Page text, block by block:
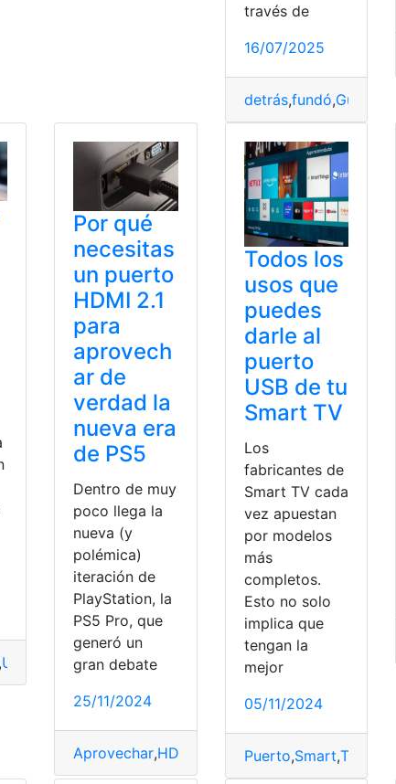
través de
16/07/2025
detrás,fundó,Guayaquil
,USB ,WiFi
Por qué
necesitas
un puerto
HDMI 2.1
para
aprovech
ar de
verdad la
nueva era
de PS5
Dentro de muy
poco llega la
nueva (y
polémica)
iteración de
PlayStation, la
PS5 Pro, que
generó un
gran debate
25/11/2024
Aprovechar,HDMI necesitas,Nueva,Ps5,Puerto
Todos los
usos que
puedes
darle al
puerto
USB de tu
Smart TV
Los
fabricantes de
Smart TV cada
vez apuestan
por modelos
más
completos.
Esto no solo
implica que
tengan la
mejor
05/11/2024
Puerto,Smart,TV